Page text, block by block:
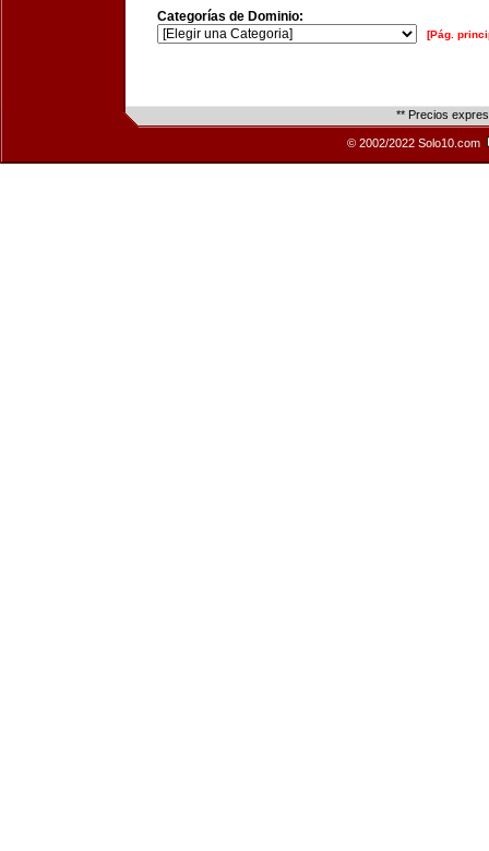
Categorías de Dominio:
[Pág.
** Precios
© 2002/2022 Solo10.com